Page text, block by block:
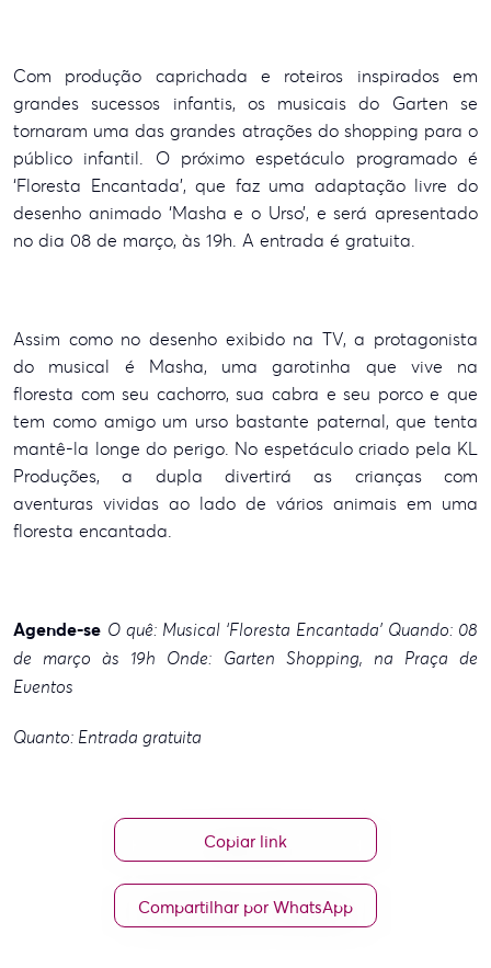
Com produção caprichada e roteiros inspirados em
grandes sucessos infantis, os musicais do Garten se
tornaram uma das grandes atrações do shopping para o
público infantil. O próximo espetáculo programado é
‘Floresta Encantada’, que faz uma adaptação livre do
desenho animado ‘Masha e o Urso’, e será apresentado
no dia 08 de março, às 19h. A entrada é gratuita.
Assim como no desenho exibido na TV, a protagonista
do musical é Masha, uma garotinha que vive na
floresta com seu cachorro, sua cabra e seu porco e que
tem como amigo um urso bastante paternal, que tenta
mantê-la longe do perigo. No espetáculo criado pela KL
Produções, a dupla divertirá as crianças com
aventuras vividas ao lado de vários animais em uma
floresta encantada.
Agende-se O quê: Musical ‘Floresta Encantada’ Quando: 08
de março às 19h Onde: Garten Shopping, na Praça de
Eventos
Quanto: Entrada gratuita
Copiar link
Compartilhar por WhatsApp